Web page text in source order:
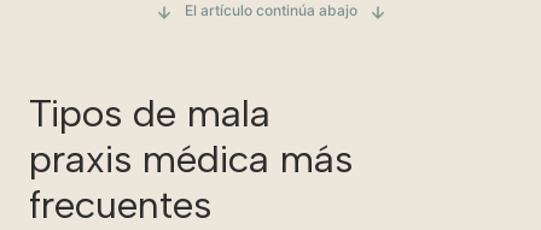
El artículo continúa abajo
Tipos de mala
praxis médica más
frecuentes